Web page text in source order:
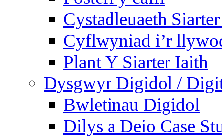
Cystadleuaeth
Cyflwyniad i’r
Plant Y Siarter Iaith
Dysgwyr Digidol /
Bwletinau Digidol
Dilys a Deio Case